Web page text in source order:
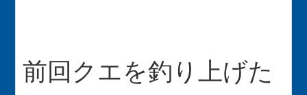
前回クエを釣り上げた